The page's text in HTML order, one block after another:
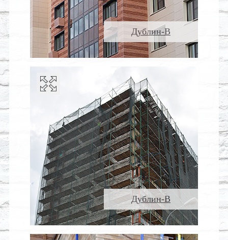
Дублин-В
Дублин-В